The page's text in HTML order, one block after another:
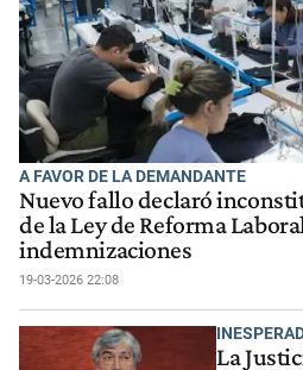
A FAVOR DE LA DEMANDANTE
Nuevo fallo declaró
de la Ley de Reforma
indemnizaciones
19-03-2026 22:08
La